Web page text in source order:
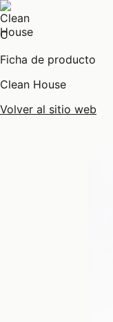
C
Ficha de producto
Clean House
Volver al sitio web